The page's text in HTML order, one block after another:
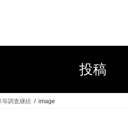
投稿
等調査継続 image